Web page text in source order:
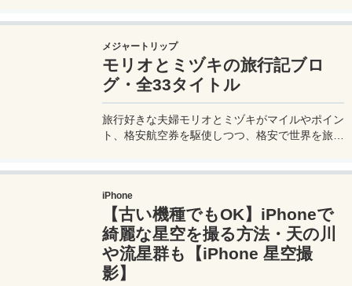
法を知って、現地での移動に備えよう。
メジャートリップ
モリオとミヅキの旅行記ブロ
グ・全33タイトル
旅行好きな夫婦モリオとミヅキがマイルやポイン
ト、格安航空券を駆使しつつ、格安で世界を旅す
便利な情報、かかった費用など様々な情報をお届
け！夫婦喧嘩あり、ホロッと涙することもあり、
中年夫婦の等身大旅行記ブログ。
iPhone
【古い機種でもOK】iPhoneで
綺麗な星空を撮る方法・天の川
や流星群も【iPhone 星空撮
影】